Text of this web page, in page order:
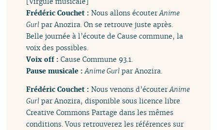
Frédéric Couchet :Nous allons écouterAnime
Gurl par Anozira. On se retrouve juste après.
Belle journée à l’écoute de Cause commune, la
voix des possibles.
Voix off :Cause Commune 93.1.
Pause musicale :Anime Gurl par Anozira.
Frédéric Couchet :Nous venons d’écouterAnime
Gurl par Anozira, disponible sous licence libre
Creative Commons Partage dans les mêmes
conditions. Vous retrouverez les références sur